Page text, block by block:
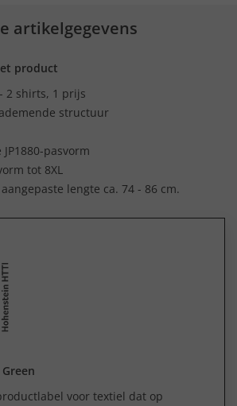
artikelgegevens
product
2 shirts, 1 prijs
structuur
pasvorm
tot 8XL
lengte ca. 74 - 86 cm.
voor textiel dat op